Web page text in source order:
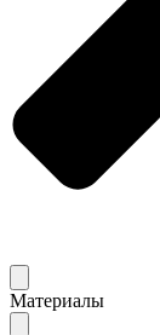
Материалы